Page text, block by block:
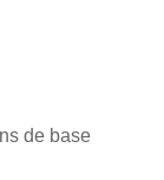
de base